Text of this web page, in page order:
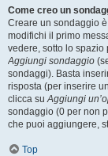
Come creo un
Creare un sondaggio
modifichi il primo
vedere, sotto lo spazio
Aggiungi sondaggio
sondaggi). Basta
risposta (per inserire
clicca suAggiungi
sondaggio (0 per non
che puoi aggiungere,
Top